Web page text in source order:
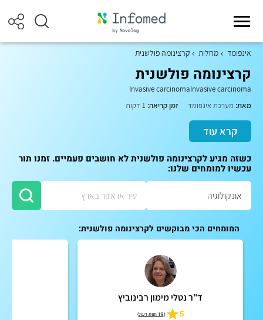
אינפומד מחלות קרצינומה פולשנית
קרצינומה פולשנית
Invasive carcinomaInvasive carcinoma
מאת: מערכת אינפומד זמן קריאה:
קרא עוד
כשזה מגיע לקרצינומה פולשנית לא חושבים פעמיים. זמנו תור
עכשיו למומחים שלנו:
המומחים הכי מבוקשים לקרצינומה פולשנית:
ד"ר נטלי מימון רבינוביץ
5
(19 חוות דעת )